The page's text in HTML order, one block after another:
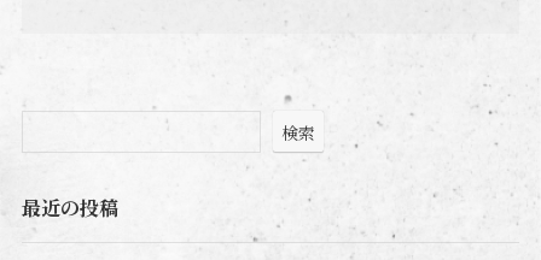
検索
最近の投稿